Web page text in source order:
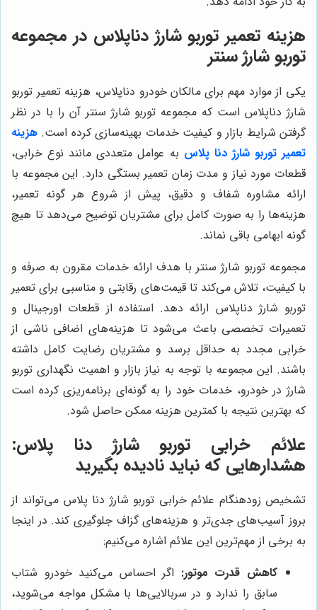
هزینه تعمیر توربو شارژ دناپلاس در مجموعه
توربو شارژ سنتر
یکی از موارد مهم برای مالکان خودرو دناپلاس، هزینه تعمیر توربو
شارژ دناپلاس است که مجموعه توربو شارژ سنتر آن را با در نظر
گرفتن شرایط بازار و کیفیت خدمات بهینه‌سازی کرده است. هزینه
تعمیر توربو شارژ دنا پلاس به عوامل متعددی مانند نوع خرابی،
قطعات مورد نیاز و مدت زمان تعمیر بستگی دارد. این مجموعه با
ارائه مشاوره شفاف و دقیق، پیش از شروع هر گونه تعمیر،
هزینه‌ها را به صورت کامل برای مشتریان توضیح می‌دهد تا هیچ
گونه ابهامی باقی نماند.
مجموعه توربو شارژ سنتر با هدف ارائه خدمات مقرون به صرفه و
با کیفیت، تلاش می‌کند تا قیمت‌های رقابتی و مناسبی برای تعمیر
توربو شارژ دناپلاس ارائه دهد. استفاده از قطعات اورجینال و
تعمیرات تخصصی باعث می‌شود تا هزینه‌های اضافی ناشی از
خرابی مجدد به حداقل برسد و مشتریان رضایت کامل داشته
باشند. این مجموعه با توجه به نیاز بازار و اهمیت نگهداری توربو
شارژ در خودرو، خدمات خود را به گونه‌ای برنامه‌ریزی کرده است
که بهترین نتیجه با کمترین هزینه ممکن حاصل شود.
علائم خرابی توربو شارژ دنا پلاس:
هشدارهایی که نباید نادیده بگیرید
تشخیص زودهنگام علائم خرابی توربو شارژ دنا پلاس می‌تواند از
بروز آسیب‌های جدی‌تر و هزینه‌های گزاف جلوگیری کند. در اینجا
به برخی از مهم‌ترین این علائم اشاره می‌کنیم:
کاهش قدرت موتور: اگر احساس می‌کنید خودرو شتاب
سابق را ندارد و در سربالایی‌ها با مشکل مواجه می‌شوید،